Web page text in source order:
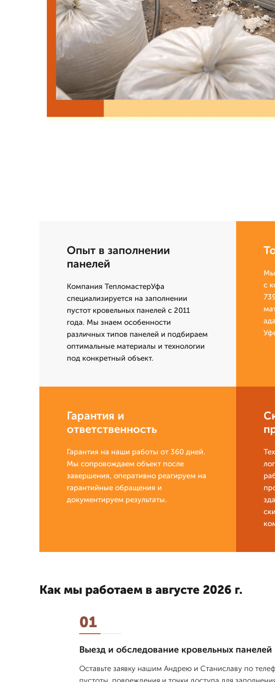
Опыт в заполнении
панелей
Компания ТепломастерУфа
специализируется на заполнении
пустот кровельных панелей с 2011
года. Мы знаем особенности
различных типов панелей и подбираем
оптимальные материалы и технологии
под конкретный объект.
Мы
с
Гарантия и
ответственность
Гарантия на наши работы от 360 дней.
Мы сопровождаем объект после
завершения, оперативно реагируем на
гарантийные обращения и
документируем результаты.
Как мы работаем в августе 2026 г.
01
Выезд и обследование кровельных панелей
Оставьте заявку нашим Андрею и Станиславу по